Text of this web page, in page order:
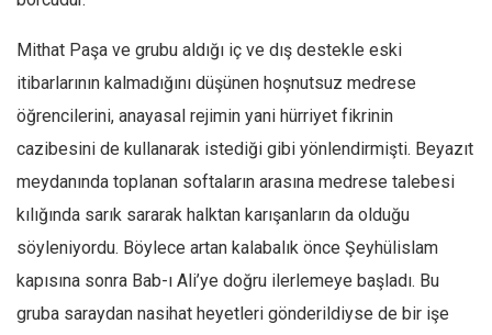
Mithat Paşa ve grubu aldığı iç ve dış destekle eski
itibarlarının kalmadığını düşünen hoşnutsuz medrese
öğrencilerini, anayasal rejimin yani hürriyet fikrinin
cazibesini de kullanarak istediği gibi yönlendirmişti. Beyazıt
meydanında toplanan softaların arasına medrese talebesi
kılığında sarık sararak halktan karışanların da olduğu
söyleniyordu. Böylece artan kalabalık önce Şeyhülislam
kapısına sonra Bab-ı Ali’ye doğru ilerlemeye başladı. Bu
gruba saraydan nasihat heyetleri gönderildiyse de bir işe